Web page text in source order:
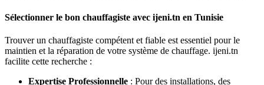
Sélectionner le bon chauffagiste avec ijeni.tn en Tunisie
Trouver un chauffagiste compétent et fiable est essentiel pour le
maintien et la réparation de votre système de chauffage. ijeni.tn
facilite cette recherche :
Expertise Professionnelle : Pour des installations, des